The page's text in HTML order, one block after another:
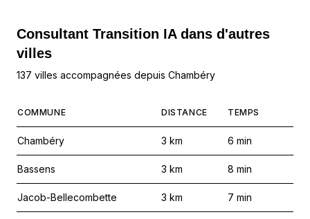
Consultant Transition IA dans d'autres
villes
137 villes accompagnées depuis Chambéry
COMMUNE DISTANCE TEMPS
Chambéry 3 km 6 min
Bassens 3 km 8 min
Jacob-Bellecombette 3 km 7 min